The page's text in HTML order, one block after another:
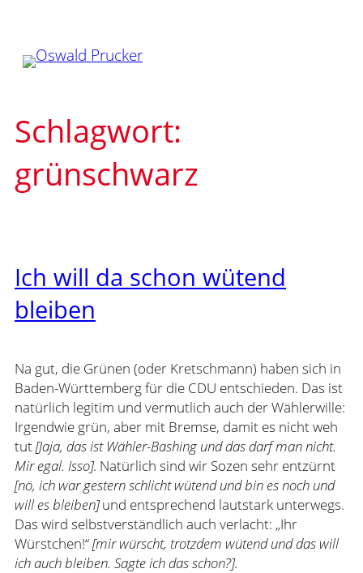
springen
Schlagwort:
grünschwarz
Ich will da schon wütend
bleiben
Na gut, die Grünen (oder Kretschmann) haben sich in
Baden-Württemberg für die CDU entschieden. Das ist
natürlich legitim und vermutlich auch der Wählerwille:
Irgendwie grün, aber mit Bremse, damit es nicht weh
tut[Jaja, das ist Wähler-Bashing und das darf man nicht.
Mir egal. Isso]. Natürlich sind wir Sozen sehr entzürnt
[nö, ich war gestern schlicht wütend und bin es noch und
will es bleiben]und entsprechend lautstark unterwegs.
Das wird selbstverständlich auch verlacht: „Ihr
Würstchen!“[mir würscht, trotzdem wütend und das will
ich auch bleiben. Sagte ich das schon?].